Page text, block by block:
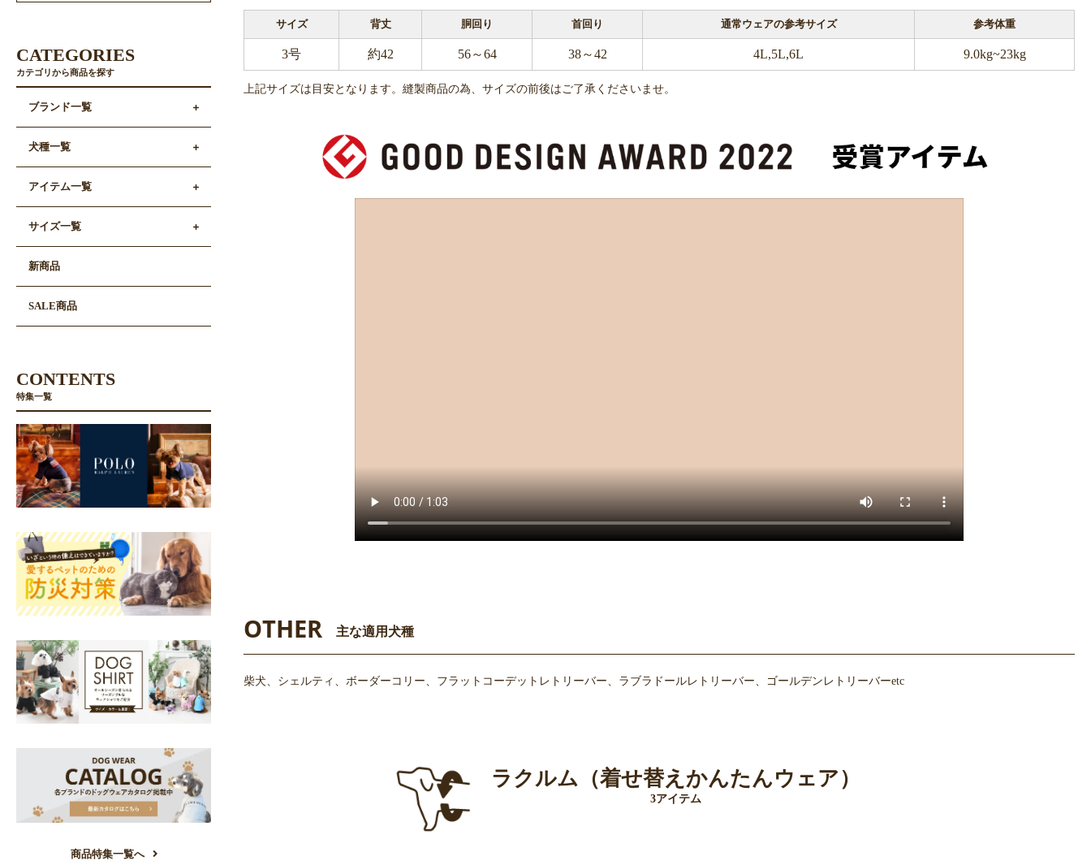
サイズ 背丈 胴回り 首回り 通常ウェアの参考サイズ 参考体重
3号 約42 56～64 38～42 4L,5L,6L 9.0kg~23kg
上記サイズは目安となります。縫製商品の為、サイズの前後はご了承くださいませ。
OTHER 主な適用犬種
柴犬、シェルティ、ボーダーコリー、フラットコーデットレトリーバー、ラブラドールレトリーバー、ゴールデンレトリーバーetc
ラクルム（着せ替えかんたんウェア）
3アイテム
CATEGORIES
カテゴリから商品を探す
ブランド一覧
犬種一覧
アイテム一覧
サイズ一覧
新商品
SALE商品
CONTENTS
特集一覧
商品特集一覧へ